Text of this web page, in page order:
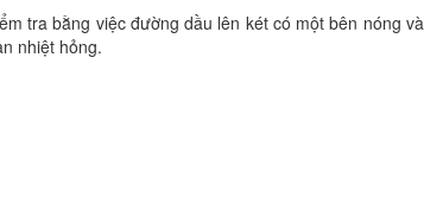
tra bằng việc đường dầu lên két có một bên nóng và
nhiệt hỏng.